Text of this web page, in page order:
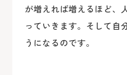
が増えれば増えるほど、
っていきます。そして自
うになるのです。